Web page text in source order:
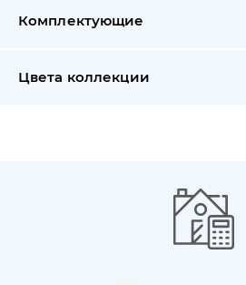
Комплектующие
Цвета коллекции